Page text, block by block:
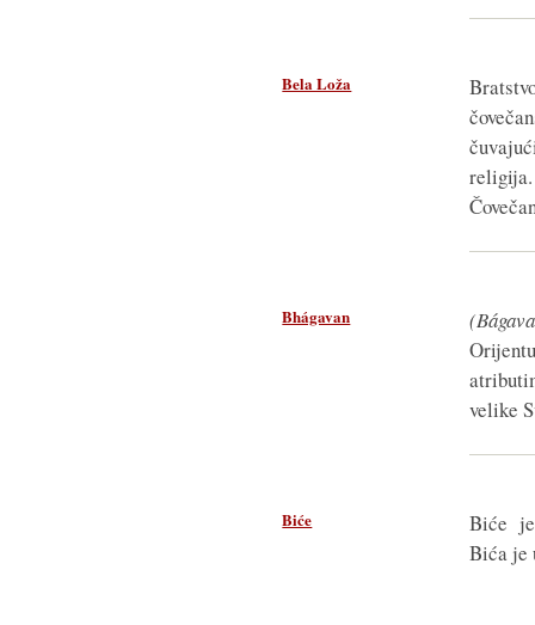
Bela Loža
Bhágavan
velike
Biće
Biće
Bića je